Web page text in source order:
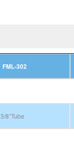
FML-302
3/8”Tube